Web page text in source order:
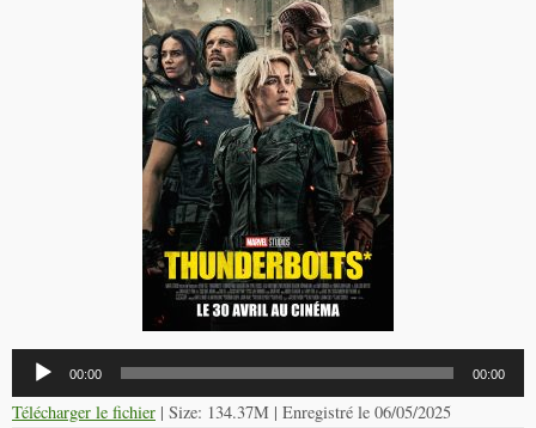
Lecteur
audio
00:00 00:00
Télécharger le fichier | Size: 134.37M | Enregistré le 06/05/2025